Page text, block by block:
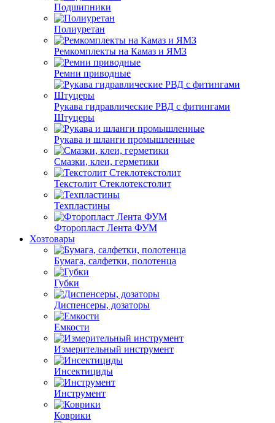
Подшипники
Полиуретан
Ремкомплекты на Камаз и ЯМЗ
Ремни приводные
Рукава гидравлические РВД с фитингами
Штуцеры
Рукава и шланги промышленные
Смазки, клеи, герметики
Текстолит Стеклотекстолит
Техпластины
Фторопласт Лента ФУМ
Хозтовары
Бумага, салфетки, полотенца
Губки
Диспенсеры, дозаторы
Емкости
Измерительный инструмент
Инсектициды
Инструмент
Коврики